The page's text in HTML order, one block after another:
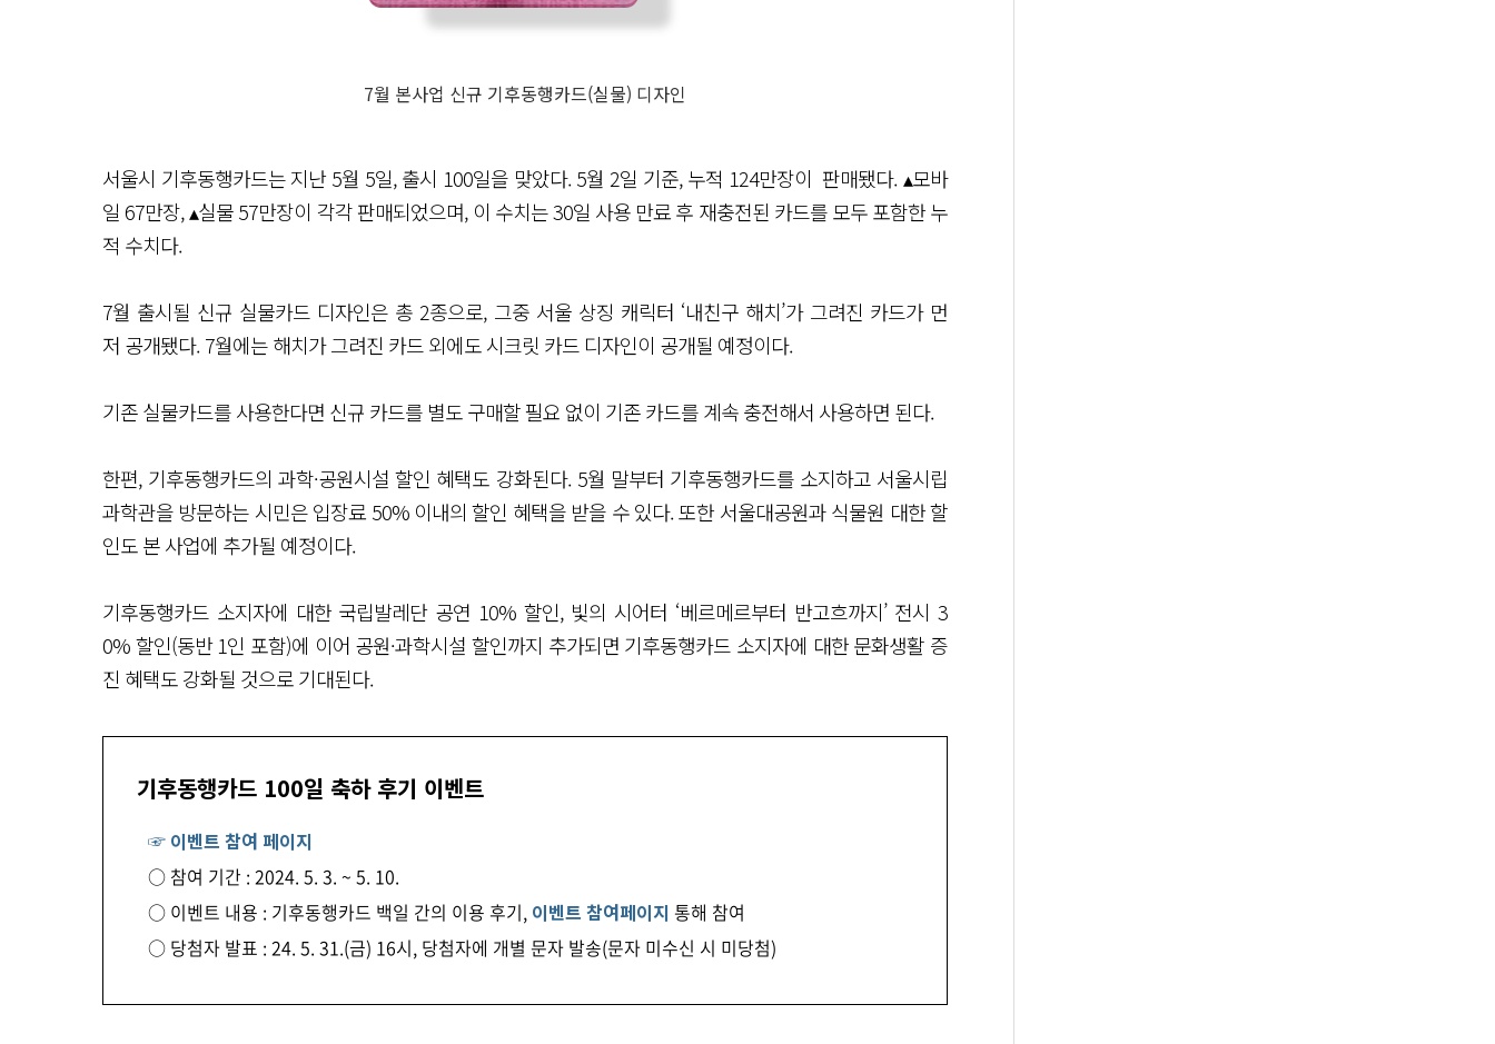
7월 본사업 신규 기후동행카드(실물) 디자인
서울시 기후동행카드는 지난 5월 5일, 출시 100일을 맞았다. 5월 2일 기준, 누적 124만장이 판매됐다. ▴모바
일 67만장, ▴실물 57만장이 각각 판매되었으며, 이 수치는 30일 사용 만료 후 재충전된 카드를 모두 포함한 누
적 수치다.
7월 출시될 신규 실물카드 디자인은 총 2종으로, 그중 서울 상징 캐릭터 ‘내친구 해치’가 그려진 카드가 먼
저 공개됐다. 7월에는 해치가 그려진 카드 외에도 시크릿 카드 디자인이 공개될 예정이다.
기존 실물카드를 사용한다면 신규 카드를 별도 구매할 필요 없이 기존 카드를 계속 충전해서 사용하면 된다.
한편, 기후동행카드의 과학·공원시설 할인 혜택도 강화된다. 5월 말부터 기후동행카드를 소지하고 서울시립
과학관을 방문하는 시민은 입장료 50% 이내의 할인 혜택을 받을 수 있다. 또한 서울대공원과 식물원 대한 할
인도 본 사업에 추가될 예정이다.
기후동행카드 소지자에 대한 국립발레단 공연 10% 할인, 빛의 시어터 ‘베르메르부터 반고흐까지’ 전시 3
0% 할인(동반 1인 포함)에 이어 공원·과학시설 할인까지 추가되면 기후동행카드 소지자에 대한 문화생활 증
진 혜택도 강화될 것으로 기대된다.
기후동행카드 100일 축하 후기 이벤트
☞ 이벤트 참여 페이지
○ 참여 기간 : 2024. 5. 3. ~ 5. 10.
○ 이벤트 내용 : 기후동행카드 백일 간의 이용 후기, 이벤트 참여페이지 통해 참여
○ 당첨자 발표 : 24. 5. 31.(금) 16시, 당첨자에 개별 문자 발송(문자 미수신 시 미당첨)